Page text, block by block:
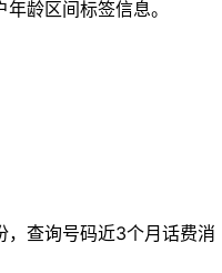
龄区间标签信息。
，查询号码近3个月话费消